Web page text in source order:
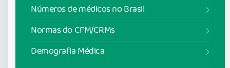
Números de médicos no Brasil
Normas do CFM/CRMs
Demografia Médica